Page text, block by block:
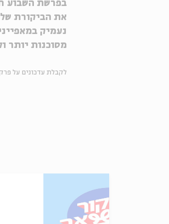
בפרשת השבוע
את הביקורת
נעמיק
מסוכנות יותר
לקבלת עדכונים על